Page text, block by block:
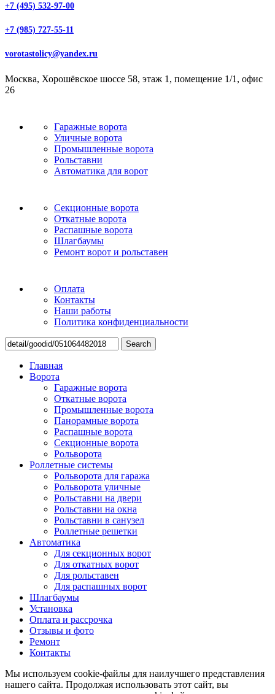
+7 (495) 532-97-00
+7 (985) 727-55-11
vorotastolicy@yandex.ru
Москва, Хорошёвское шоссе 58, этаж 1, помещение 1/1, офис
26
Гаражные ворота
Уличные ворота
Промышленные ворота
Рольставни
Автоматика для ворот
Секционные ворота
Откатные ворота
Распашные ворота
Шлагбаумы
Ремонт ворот и рольставен
Оплата
Контакты
Наши работы
Политика конфиденциальности
Search
Главная
Ворота
Гаражные ворота
Откатные ворота
Промышленные ворота
Панорамные ворота
Распашные ворота
Секционные ворота
Рольворота
Роллетные системы
Рольворота для гаража
Рольворота уличные
Рольставни на двери
Рольставни на окна
Рольставни в санузел
Роллетные решетки
Автоматика
Для секционных ворот
Для откатных ворот
Для рольставен
Для распашных ворот
Шлагбаумы
Установка
Оплата и рассрочка
Отзывы и фото
Ремонт
Контакты
Мы используем cookie-файлы для наилучшего представления
нашего сайта. Продолжая использовать этот сайт, вы